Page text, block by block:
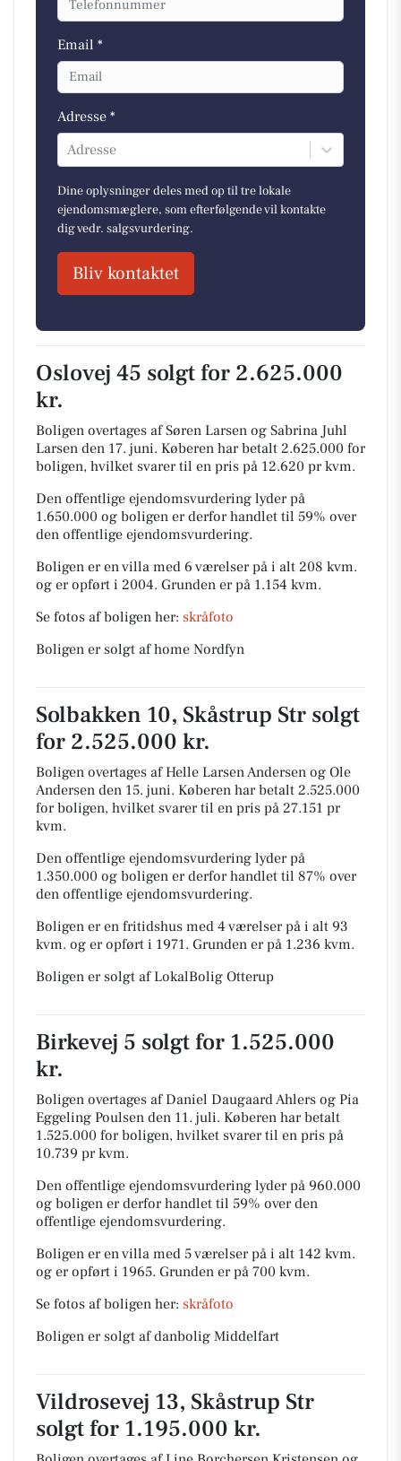
Email *
Adresse *
Adresse
Dine oplysninger deles med op til tre lokale
ejendomsmæglere, som efterfølgende vil kontakte
dig vedr. salgsvurdering.
Bliv kontaktet
Oslovej 45 solgt for 2.625.000
kr.
Boligen overtages af Søren Larsen og Sabrina Juhl
Larsen den 17. juni. Køberen har betalt 2.625.000 for
boligen, hvilket svarer til en pris på 12.620 pr kvm.
Den offentlige ejendomsvurdering lyder på
1.650.000 og boligen er derfor handlet til 59% over
den offentlige ejendomsvurdering.
Boligen er en villa med 6 værelser på i alt 208 kvm.
og er opført i 2004. Grunden er på 1.154 kvm.
Se fotos af boligen her: skråfoto
Boligen er solgt af home Nordfyn
Solbakken 10, Skåstrup Str solgt
for 2.525.000 kr.
Boligen overtages af Helle Larsen Andersen og Ole
Andersen den 15. juni. Køberen har betalt 2.525.000
for boligen, hvilket svarer til en pris på 27.151 pr
kvm.
Den offentlige ejendomsvurdering lyder på
1.350.000 og boligen er derfor handlet til 87% over
den offentlige ejendomsvurdering.
Boligen er en fritidshus med 4 værelser på i alt 93
kvm. og er opført i 1971. Grunden er på 1.236 kvm.
Boligen er solgt af LokalBolig Otterup
Birkevej 5 solgt for 1.525.000
kr.
Boligen overtages af Daniel Daugaard Ahlers og Pia
Eggeling Poulsen den 11. juli. Køberen har betalt
1.525.000 for boligen, hvilket svarer til en pris på
10.739 pr kvm.
Den offentlige ejendomsvurdering lyder på 960.000
og boligen er derfor handlet til 59% over den
offentlige ejendomsvurdering.
Boligen er en villa med 5 værelser på i alt 142 kvm.
og er opført i 1965. Grunden er på 700 kvm.
Se fotos af boligen her: skråfoto
Boligen er solgt af danbolig Middelfart
Vildrosevej 13, Skåstrup Str
solgt for 1.195.000 kr.